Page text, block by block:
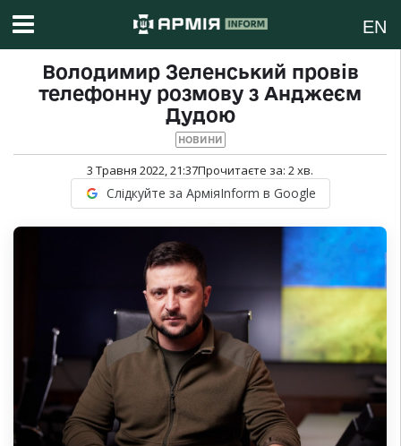
EN
Володимир Зеленський провів
телефонну розмову з Анджеєм
Дудою
НОВИНИ
3 Травня 2022, 21:37Прочитаєте за: 2хв.
Слідкуйте за АрміяInform в Google